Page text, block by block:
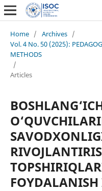
Home / Archives /
Vol. 4 No. 50 (2025):
METHODS
/
Articles